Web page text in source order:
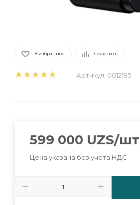
В избранное Сравнить
Артикул: 0012195
599 000 UZS/шт
Цена указана без учета НДС